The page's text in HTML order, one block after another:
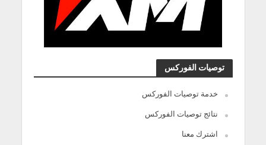
توصيات الفوركس
خدمة توصيات الفوركس
نتائج توصيات الفوركس
اشترك معنا